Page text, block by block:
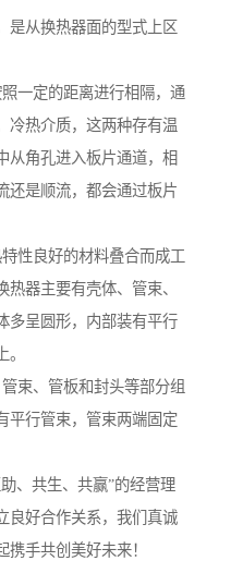
是从换热器面的型式上区
一定的距离进行相隔，通
冷热介质，这两种存有温
从角孔进入板片通道，相
还是顺流，都会通过板片
性良好的材料叠合而成工
器主要有壳体、管束、
多呈圆形，内部装有平行
束、管板和封头等部分组
平行管束，管束两端固定
、共生、共赢”的经营理
良好合作关系，我们真诚
手共创美好未来！